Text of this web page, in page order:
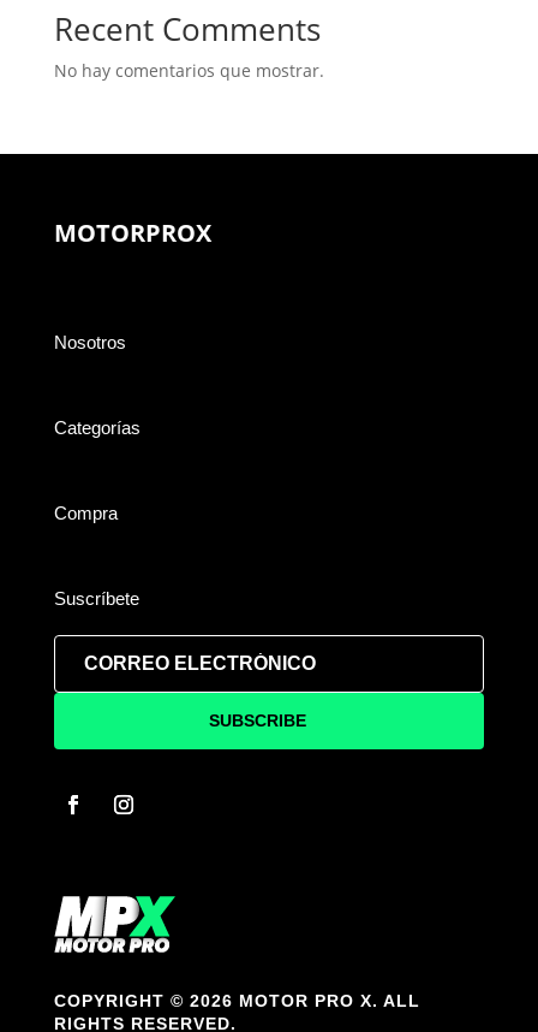
Recent Comments
No hay comentarios que mostrar.
MOTORPROX
Nosotros
Categorías
Compra
Suscríbete
SUBSCRIBE
COPYRIGHT © 2026 MOTOR PRO X. ALL
RIGHTS RESERVED.